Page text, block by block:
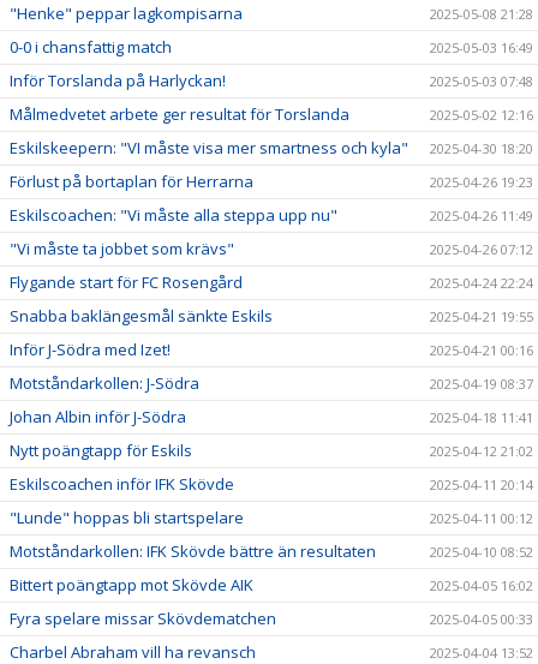
"Henke" peppar lagkompisarna 2025-05-08 21:28
0-0 i chansfattig match 2025-05-03 16:49
Inför Torslanda på Harlyckan! 2025-05-03 07:48
Målmedvetet arbete ger resultat för Torslanda 2025-05-02 12:16
Eskilskeepern: "VI måste visa mer smartness och kyla" 2025-04-30 18:20
Förlust på bortaplan för Herrarna 2025-04-26 19:23
Eskilscoachen: "Vi måste alla steppa upp nu" 2025-04-26 11:49
"Vi måste ta jobbet som krävs" 2025-04-26 07:12
Flygande start för FC Rosengård 2025-04-24 22:24
Snabba baklängesmål sänkte Eskils 2025-04-21 19:55
Inför J-Södra med Izet! 2025-04-21 00:16
Motståndarkollen: J-Södra 2025-04-19 08:37
Johan Albin inför J-Södra 2025-04-18 11:41
Nytt poängtapp för Eskils 2025-04-12 21:02
Eskilscoachen inför IFK Skövde 2025-04-11 20:14
"Lunde" hoppas bli startspelare 2025-04-11 00:12
Motståndarkollen: IFK Skövde bättre än resultaten 2025-04-10 08:52
Bittert poängtapp mot Skövde AIK 2025-04-05 16:02
Fyra spelare missar Skövdematchen 2025-04-05 00:33
Charbel Abraham vill ha revansch 2025-04-04 13:52